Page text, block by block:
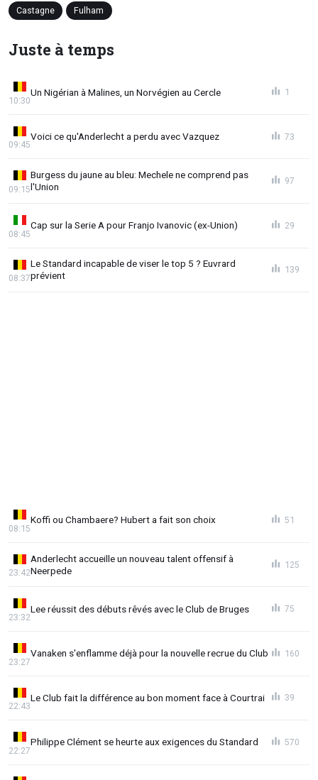
Castagne Fulham
Juste à temps
Un Nigérian à Malines, un Norvégien au Cercle
10:30
1
Voici ce qu'Anderlecht a perdu avec Vazquez
09:45
73
Burgess du jaune au bleu: Mechele ne comprend pas
l'Union
09:15
97
Cap sur la Serie A pour Franjo Ivanovic (ex-Union)
08:45
29
Le Standard incapable de viser le top 5 ? Euvrard
prévient
08:37
139
Koffi ou Chambaere? Hubert a fait son choix
08:15
51
Anderlecht accueille un nouveau talent offensif à
Neerpede
23:42
125
Lee réussit des débuts rêvés avec le Club de Bruges
23:32
75
Vanaken s'enflamme déjà pour la nouvelle recrue du Club
23:27
160
Le Club fait la différence au bon moment face à Courtrai
22:43
39
Philippe Clément se heurte aux exigences du Standard
22:27
570